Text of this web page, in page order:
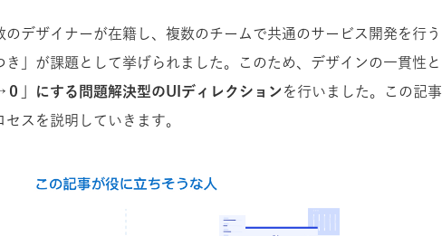
デザイナーが在籍し、複数のチームで共通のサービス開発を行う
」が課題として挙げられました。このため、 デザインの一貫性と
０」にする問題解決型のUIディレクション を行いました。この記事
スを説明していきます。